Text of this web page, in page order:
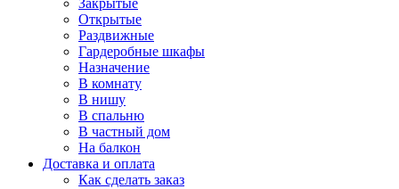
Закрытые
Открытые
Раздвижные
Гардеробные шкафы
Назначение
В комнату
В нишу
В спальню
В частный дом
На балкон
Доставка и оплата
Как сделать заказ